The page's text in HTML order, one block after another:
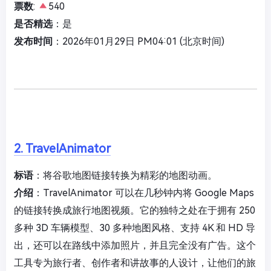
票数:
540
是否精选：是
发布时间 ：2026年01月29日 PM04:01 (北京时间)
2. TravelAnimator
标语：将谷歌地图链接转换为精彩的地图动画。
介绍 ：TravelAnimator 可以在几秒钟内将 Google Maps
的链接转换成旅行地图视频。它的独特之处在于拥有 250
多种 3D 车辆模型、30 多种地图风格、支持 4K 和 HD 导
出，还可以在路线中添加照片，并且完全没有广告。这个
工具专为旅行者、创作者和讲故事的人设计，让他们的旅